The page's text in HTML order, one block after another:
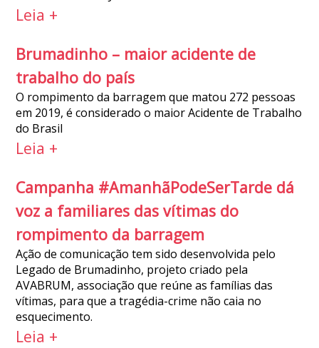
Leia +
Brumadinho – maior acidente de
trabalho do país
O rompimento da barragem que matou 272 pessoas
em 2019, é considerado o maior Acidente de Trabalho
do Brasil
Leia +
Campanha #AmanhãPodeSerTarde dá
voz a familiares das vítimas do
rompimento da barragem
Ação de comunicação tem sido desenvolvida pelo
Legado de Brumadinho, projeto criado pela
AVABRUM, associação que reúne as famílias das
vítimas, para que a tragédia-crime não caia no
esquecimento.
Leia +